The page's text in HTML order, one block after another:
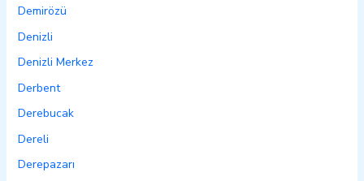
Demirözü
Denizli
Denizli Merkez
Derbent
Derebucak
Dereli
Derepazarı